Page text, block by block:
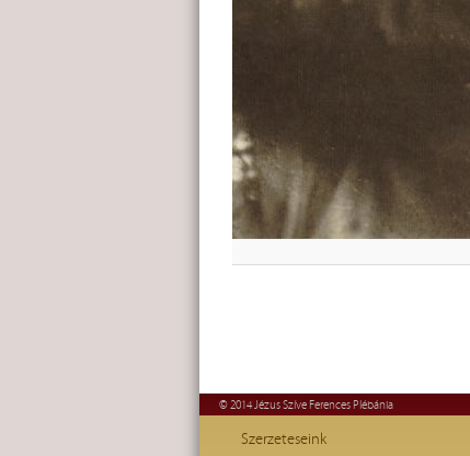
© 2014 Jézus Szíve Ferences Plébánia
Szerzeteseink